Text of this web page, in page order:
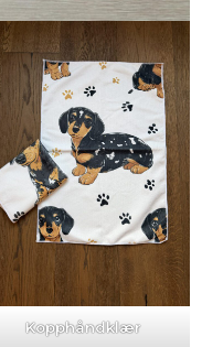
Kopphåndklær